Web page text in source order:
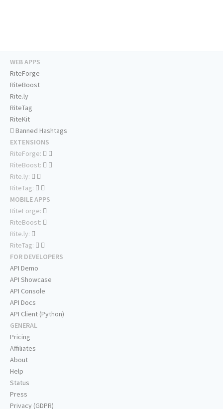
WEB APPS
RiteForge
RiteBoost
Rite.ly
RiteTag
RiteKit
Banned Hashtags
EXTENSIONS
RiteForge:
RiteBoost:
Rite.ly:
RiteTag:
MOBILE APPS
RiteForge:
RiteBoost:
Rite.ly:
RiteTag:
FOR DEVELOPERS
API Demo
API Showcase
API Console
API Docs
API Client (Python)
GENERAL
Pricing
Affiliates
About
Help
Status
Press
Privacy (GDPR)